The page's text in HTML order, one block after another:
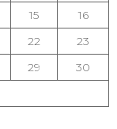
15
16
22
23
29
30